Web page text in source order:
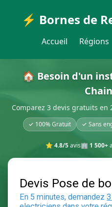
⚡ Bornes de
Accueil Régions
🏠 Besoin d'un
Comparez 3 devis gratuits
✓ 100% Gratuit ✓ Sans
⭐ 4.8/5avis🏢 1 500+